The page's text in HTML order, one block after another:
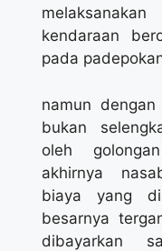
kendaraan
pada
namun
bukan
oleh
akhirnya
biaya yang
besarnya
dibayarkan